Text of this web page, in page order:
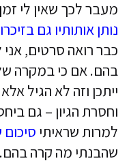
מעבר לכך שאין לי
נותן אותותיו גם
כבר רואה סרטים,
בהם. אם כי במקרה
ייתכן וזה לא הגיל
וחסרת הגיון – גם
למרות שראיתי
שהבנתי מה קרה בהם.